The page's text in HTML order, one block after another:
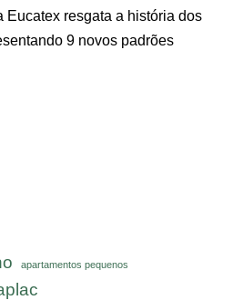
Eucatex resgata a história dos
9 novos padrões
apartamentos pequenos